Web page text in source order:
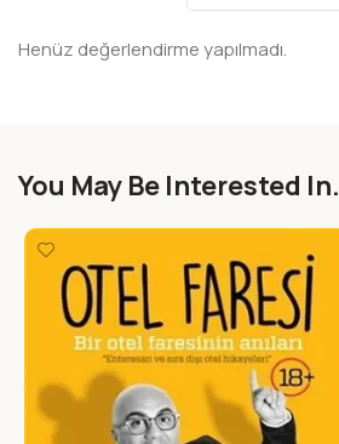
Henüz değerlendirme yapılmadı.
You May Be Interested